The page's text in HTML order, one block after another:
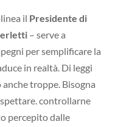
il Presidente di
– serve a
per semplificare la
in realtà. Di leggi
troppe. Bisogna
controllarne
percepito dalle